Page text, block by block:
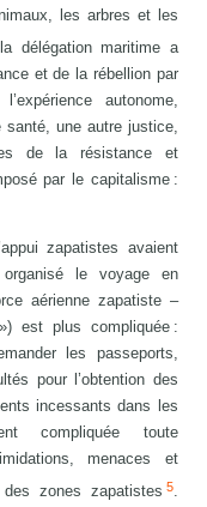
les arbres et les
délégation maritime a
et de la rébellion par
autonome,
santé, une autre justice,
de la résistance et
par le capitalisme :
zapatistes avaient
le voyage en
aérienne zapatiste –
est plus compliquée :
les passeports,
pour l’obtention des
incessants dans les
compliquée toute
menaces et
zones zapatistes 5.